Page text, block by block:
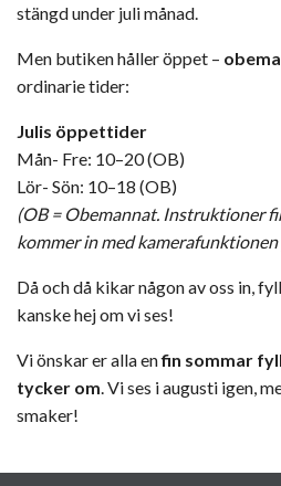
stängd under juli månad.
Men butiken håller öppet –
ordinarie tider:
Julis öppettider
Mån- Fre: 10–20 (OB)
Lör- Sön: 10–18 (OB)
(OB = Obemannat. Instruktioner
kommer in med
Då och då kikar någon av oss in,
kanske hej om vi ses!
Vi önskar er alla enfin sommar
tycker om . Vi ses i augusti igen,
smaker!